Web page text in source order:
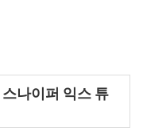
나이퍼 익스 튜